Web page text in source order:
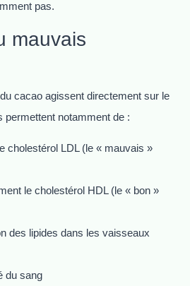
pas.
mauvais
cacao agissent directement sur le
permettent notamment de :
cholestérol LDL (le « mauvais »
le cholestérol HDL (le « bon »
des lipides dans les vaisseaux
du sang